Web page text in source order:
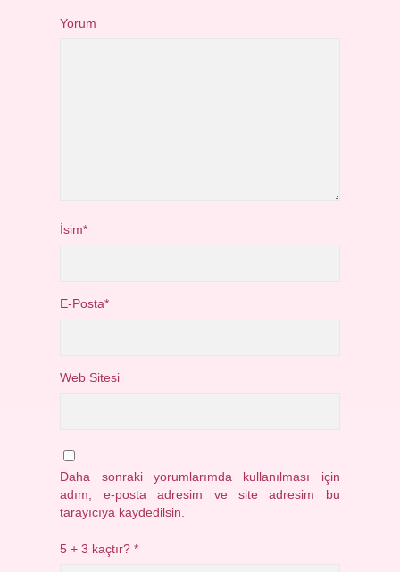
Yorum
İsim*
E-Posta*
Web Sitesi
Daha sonraki yorumlarımda kullanılması için
adım, e-posta adresim ve site adresim bu
tarayıcıya kaydedilsin.
5 + 3 kaçtır?*